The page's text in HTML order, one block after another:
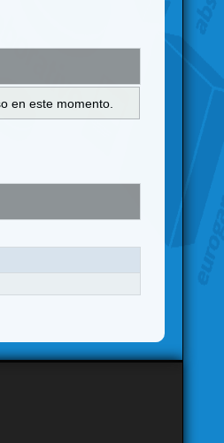
en este momento.